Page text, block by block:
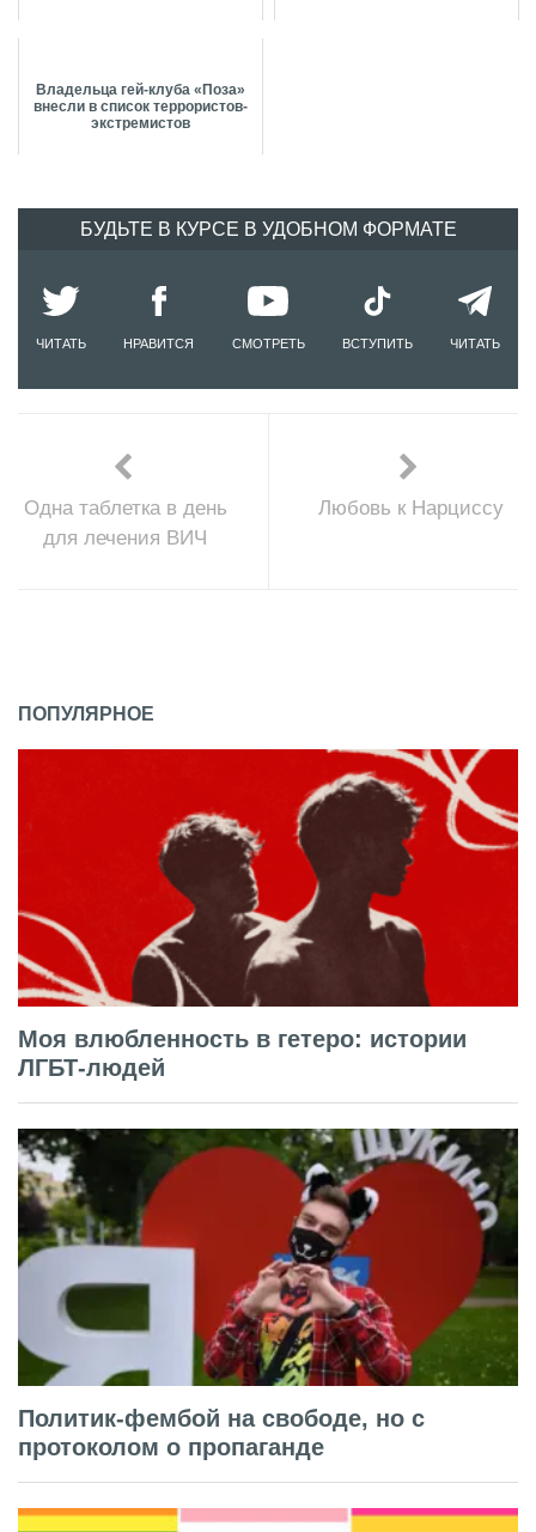
Владельца гей-клуба «Поза»
внесли в список террористов-
экстремистов
БУДЬТЕ В КУРСЕ В УДОБНОМ ФОРМАТЕ
ЧИТАТЬ НРАВИТСЯ СМОТРЕТЬ ВСТУПИТЬ ЧИТАТЬ
Одна таблетка в день
для лечения ВИЧ
Любовь к Нарциссу
ПОПУЛЯРНОЕ
Моя влюбленность в гетеро: истории
ЛГБТ-людей
Политик-фембой на свободе, но с
протоколом о пропаганде